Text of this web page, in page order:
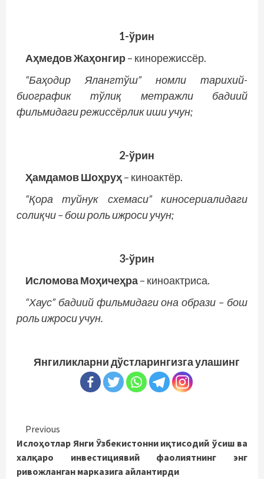
1-ўрин
Аҳмедов Жаҳонгир– кинорежиссёр.
“Баҳодир Ялангтўш” номли тарихий-
биографик тўлиқ метражли бадиий
фильмидаги режиссёрлик иши учун;
2-ўрин
Ҳамдамов Шоҳруҳ– киноактёр.
“Қора туйнук схемаси” киносериалидаги
солиқчи – бош роль ижроси учун;
3-ўрин
Исломова Моҳичеҳра– киноактриса.
“Хаус” бадиий фильмидаги она образи – бош
роль ижроси учун.
Янгиликларни дўстларингизга улашинг
Continue
Reading
Previous
Ислоҳотлар Янги Ўзбекистонни иқтисодий ўсиш ва
халқаро инвестициявий фаолиятнинг энг
ривожланган марказига айлантирди